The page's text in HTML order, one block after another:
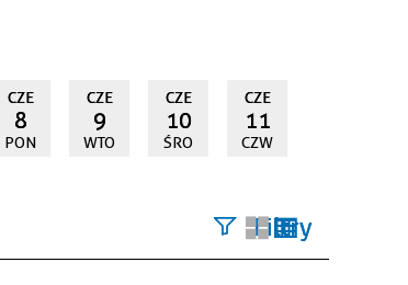
CZE
8
PON
CZE
9
WTO
CZE
10
ŚRO
CZE
11
CZW
Filtry